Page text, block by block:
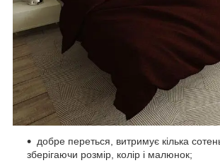
добре переться, витримує кілька
зберігаючи розмір, колір і малюнок;